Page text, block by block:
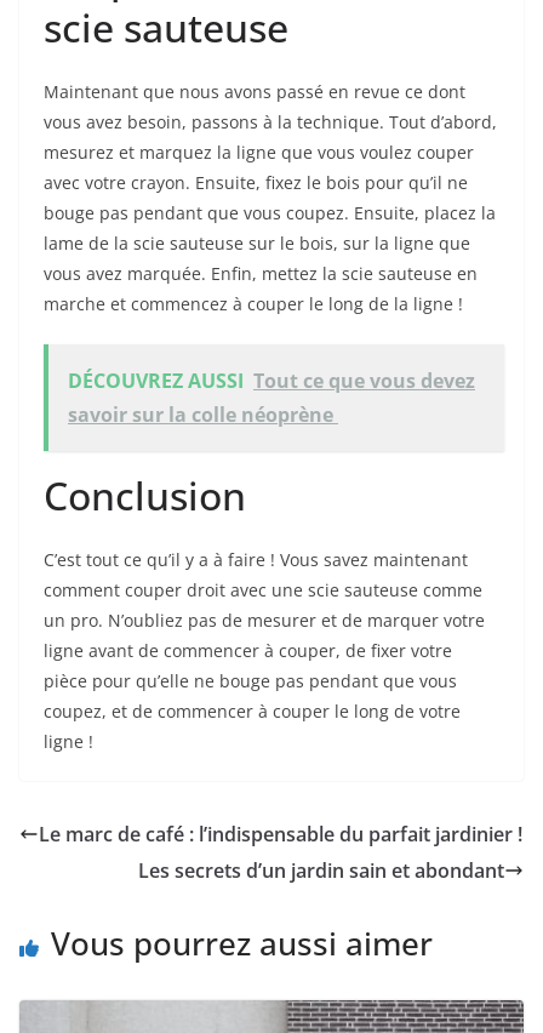
scie sauteuse
Maintenant que nous avons passé en revue ce dont
vous avez besoin, passons à la technique. Tout d’abord,
mesurez et marquez la ligne que vous voulez couper
avec votre crayon. Ensuite, fixez le bois pour qu’il ne
bouge pas pendant que vous coupez. Ensuite, placez la
lame de la scie sauteuse sur le bois, sur la ligne que
vous avez marquée. Enfin, mettez la scie sauteuse en
marche et commencez à couper le long de la ligne !
DÉCOUVREZ AUSSI Tout ce que vous devez
savoir sur la colle néoprène
Conclusion
C’est tout ce qu’il y a à faire ! Vous savez maintenant
comment couper droit avec une scie sauteuse comme
un pro. N’oubliez pas de mesurer et de marquer votre
ligne avant de commencer à couper, de fixer votre
pièce pour qu’elle ne bouge pas pendant que vous
coupez, et de commencer à couper le long de votre
ligne !
Le marc de café : l’indispensable du parfait jardinier !
Les secrets d’un jardin sain et abondant
Vous pourrez aussi aimer